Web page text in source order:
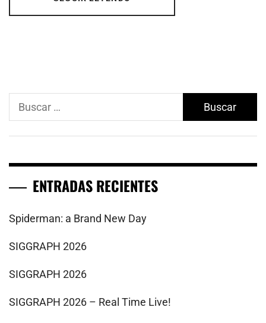
Buscar:
ENTRADAS RECIENTES
Spiderman: a Brand New Day
SIGGRAPH 2026
SIGGRAPH 2026
SIGGRAPH 2026 – Real Time Live!